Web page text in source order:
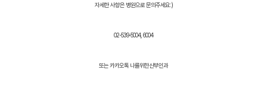
자세한 사항은 병원으로 문의주세요:)
02-539-5004, 6004
또는 카카오톡 나를위한산부인과